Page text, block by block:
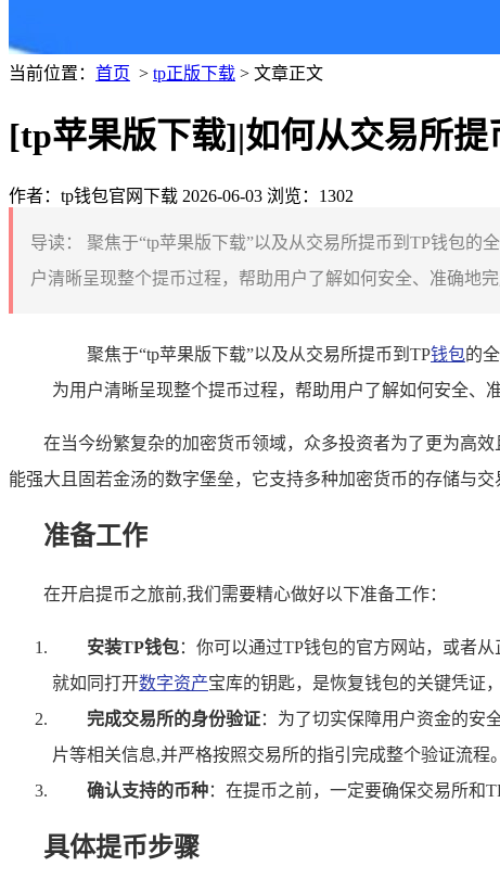
当前位置： 首页 > tp正版下载 > 文章正文
[tp苹果版下载]|如何从交易所
作者：tp钱包官网下载 2026-06-03 浏览：1302
导读：
聚焦于“tp苹果版下载”以及从交易所提币到TP钱包的
户清晰呈现整个提币过程，帮助用户了解如何安全、准确地
聚焦于“tp苹果版下载”以及从交易所提币到TP钱包的
为用户清晰呈现整个提币过程，帮助用户了解如何安全、
在当今纷繁复杂的加密货币领域，众多投资者为了更为高
能强大且固若金汤的数字堡垒，它支持多种加密货币的存储与
准备工作
在开启提币之旅前,我们需要精心做好以下准备工作：
安装TP钱包：你可以通过TP钱包的官方网站，或者
就如同打开数字资产宝库的钥匙，是恢复钱包的关键凭证
完成交易所的身份验证：为了切实保障用户资金的安
片等相关信息,并严格按照交易所的指引完成整个验证流程。
确认支持的币种：在提币之前，一定要确保交易所和
具体提币步骤